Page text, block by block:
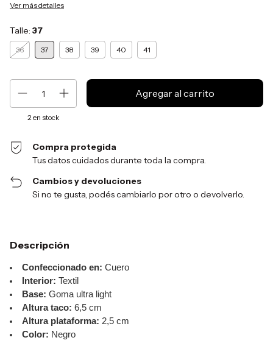
Ver más detalles
Talle: 37
36 37 38 39 40 41
2en stock
Compra protegida
Tus datos cuidados durante toda la compra.
Cambios y devoluciones
Si no te gusta, podés cambiarlo por otro o devolverlo.
Descripción
Confeccionado en: Cuero
Interior: Textil
Base: Goma ultra light
Altura taco: 6,5 cm
Altura plataforma: 2,5 cm
Color: Negro